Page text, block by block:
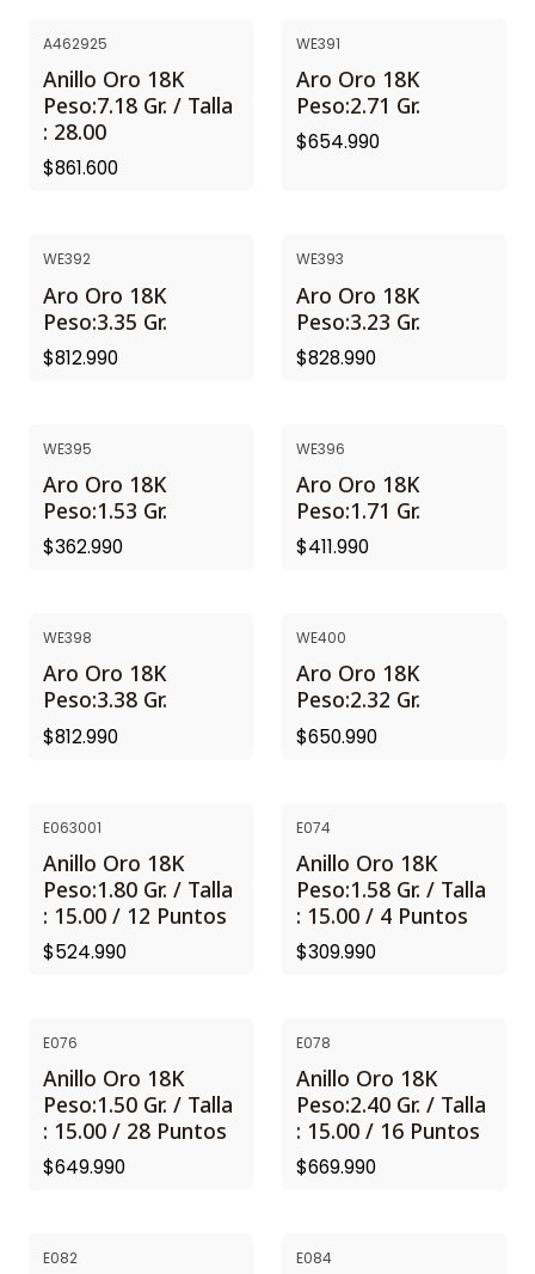
A462925
Anillo Oro 18K
Peso:7.18 Gr. / Talla
: 28.00
$861.600
WE391
Aro Oro 18K
Peso:2.71 Gr.
$654.990
WE392
Aro Oro 18K
Peso:3.35 Gr.
$812.990
WE393
Aro Oro 18K
Peso:3.23 Gr.
$828.990
WE395
Aro Oro 18K
Peso:1.53 Gr.
$362.990
WE396
Aro Oro 18K
Peso:1.71 Gr.
$411.990
WE398
Aro Oro 18K
Peso:3.38 Gr.
$812.990
WE400
Aro Oro 18K
Peso:2.32 Gr.
$650.990
E063001
Anillo Oro 18K
Peso:1.80 Gr. / Talla
: 15.00 / 12 Puntos
$524.990
E074
Anillo Oro 18K
Peso:1.58 Gr. / Talla
: 15.00 / 4 Puntos
$309.990
E076
Anillo Oro 18K
Peso:1.50 Gr. / Talla
: 15.00 / 28 Puntos
$649.990
E078
Anillo Oro 18K
Peso:2.40 Gr. / Talla
: 15.00 / 16 Puntos
$669.990
E082 E084